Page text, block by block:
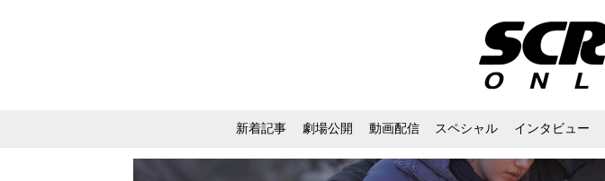
新着記事 劇場公開 動画配信 スペシャル インタビュー